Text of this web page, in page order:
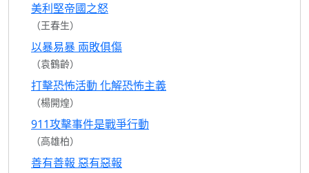
美利堅帝國之怒
（王春生）
以暴易暴 兩敗俱傷
（袁鶴齡）
打擊恐怖活動 化解恐怖主義
（楊開煌）
911攻擊事件是戰爭行動
（高雄柏）
善有善報 惡有惡報